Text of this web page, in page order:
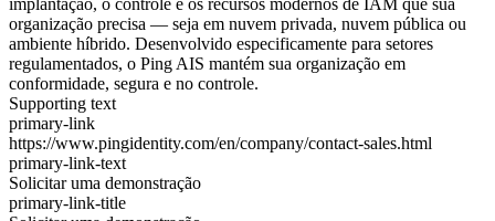
implantação, o controle e os recursos modernos de IAM que sua
organização precisa — seja em nuvem privada, nuvem pública ou
ambiente híbrido. Desenvolvido especificamente para setores
regulamentados, o Ping AIS mantém sua organização em
conformidade, segura e no controle.
Supporting text
primary-link
https://www.pingidentity.com/en/company/contact-sales.html
primary-link-text
Solicitar uma demonstração
primary-link-title